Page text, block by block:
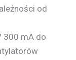
od
300 mA do